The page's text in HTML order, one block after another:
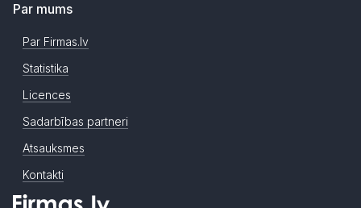
Par mums
Par Firmas.lv
Statistika
Licences
Sadarbības partneri
Atsauksmes
Kontakti